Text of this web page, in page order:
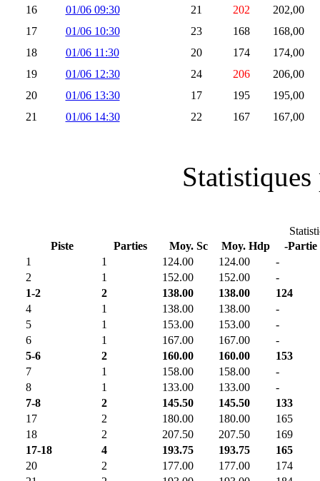
16
01/06 09:30 21 202
202,00
17
01/06 10:30 23 168
168,00
18
01/06 11:30 20 174
174,00
19
01/06 12:30 24 206
206,00
20
01/06 13:30 17 195
195,00
21
01/06 14:30 22 167 167,00
Piste
Parties Moy. Sc Moy. Hdp
-Partie
1
1 124.00 124.00
-
2
1 152.00 152.00
-
1-2
2 138.00 138.00
124
4
1 138.00 138.00
-
5
1 153.00 153.00
-
6
1 167.00 167.00
-
5-6
2 160.00 160.00
153
7
1 158.00 158.00
-
8
1 133.00 133.00
-
7-8
2 145.50 145.50
133
17
2 180.00 180.00
165
18
2 207.50 207.50
169
17-18
4 193.75 193.75
165
20
2 177.00 177.00
174